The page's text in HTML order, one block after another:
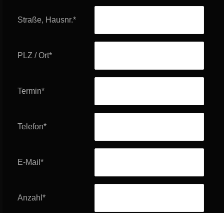
Straße, Hausnr.*
PLZ / Ort*
Termin*
Telefon*
E-Mail *
Anzahl *